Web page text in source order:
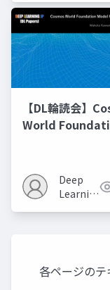
【DL輪読会】
World
Deep
Learning
各ページのテ